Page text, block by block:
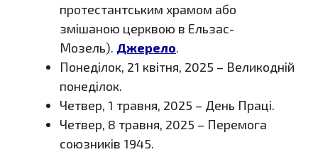
протестантським храмом або
змішаною церквою в Ельзас-
Мозель). Джерело.
Понеділок, 21 квітня, 2025 – Великодній
понеділок.
Четвер, 1 травня, 2025 – День Праці.
Четвер, 8 травня, 2025 – Перемога
союзників 1945.